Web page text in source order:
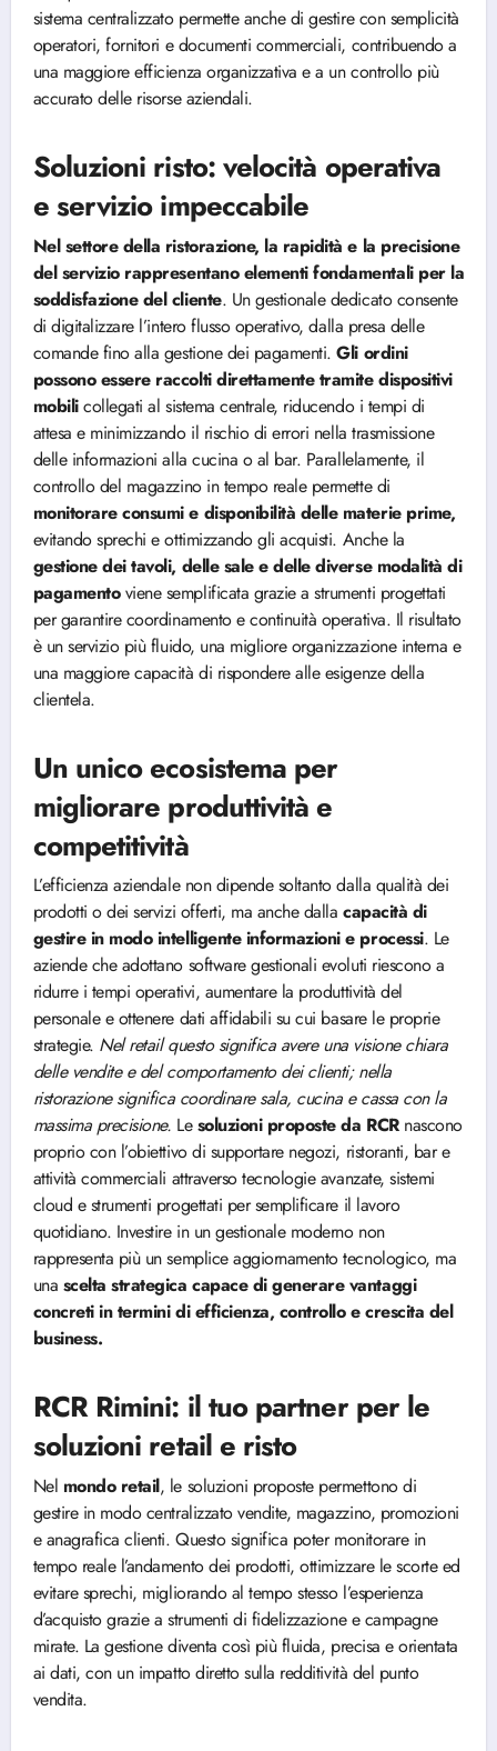
sistema centralizzato permette anche di gestire con semplicità
operatori, fornitori e documenti commerciali, contribuendo a
una maggiore efficienza organizzativa e a un controllo più
accurato delle risorse aziendali.
Soluzioni risto: velocità operativa
e servizio impeccabile
Nel settore della ristorazione, la rapidità e la precisione
del servizio rappresentano elementi fondamentali per la
soddisfazione del cliente. Un gestionale dedicato consente
di digitalizzare l’intero flusso operativo, dalla presa delle
comande fino alla gestione dei pagamenti.Gli ordini
possono essere raccolti direttamente tramite dispositivi
mobilicollegati al sistema centrale, riducendo i tempi di
attesa e minimizzando il rischio di errori nella trasmissione
delle informazioni alla cucina o al bar. Parallelamente, il
controllo del magazzino in tempo reale permette di
monitorare consumi e disponibilità delle materie prime,
evitando sprechi e ottimizzando gli acquisti. Anche la
gestione dei tavoli, delle sale e delle diverse modalità di
pagamentoviene semplificata grazie a strumenti progettati
per garantire coordinamento e continuità operativa. Il risultato
è un servizio più fluido, una migliore organizzazione interna e
una maggiore capacità di rispondere alle esigenze della
clientela.
Un unico ecosistema per
migliorare produttività e
competitività
L’efficienza aziendale non dipende soltanto dalla qualità dei
prodotti o dei servizi offerti, ma anche dallacapacità di
gestire in modo intelligente informazioni e processi. Le
aziende che adottano software gestionali evoluti riescono a
ridurre i tempi operativi, aumentare la produttività del
personale e ottenere dati affidabili su cui basare le proprie
strategie. Nel retail questo significa avere una visione chiara
delle vendite e del comportamento dei clienti; nella
ristorazione significa coordinare sala, cucina e cassa con la
massima precisione. Lesoluzioni proposte da RCRnascono
proprio con l’obiettivo di supportare negozi, ristoranti, bar e
attività commerciali attraverso tecnologie avanzate, sistemi
cloud e strumenti progettati per semplificare il lavoro
quotidiano. Investire in un gestionale moderno non
rappresenta più un semplice aggiornamento tecnologico, ma
una scelta strategica capace di generare vantaggi
concreti in termini di efficienza, controllo e crescita del
business.
RCR Rimini: il tuo partner per le
soluzioni retail e risto
Nel mondo retail, le soluzioni proposte permettono di
gestire in modo centralizzato vendite, magazzino, promozioni
e anagrafica clienti. Questo significa poter monitorare in
tempo reale l’andamento dei prodotti, ottimizzare le scorte ed
evitare sprechi, migliorando al tempo stesso l’esperienza
d’acquisto grazie a strumenti di fidelizzazione e campagne
mirate. La gestione diventa così più fluida, precisa e orientata
ai dati, con un impatto diretto sulla redditività del punto
vendita.